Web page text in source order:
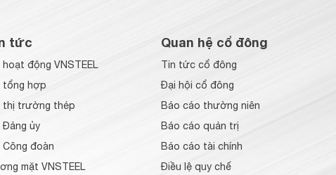
tức
hoạt động VNSTEEL
tổng hợp
thị trường thép
Đảng ủy
Công đoàn
mặt VNSTEEL
Quan hệ cổ đông
Tin tức cổ đông
Đại hội cổ đông
Báo cáo thường niên
Báo cáo quản trị
Báo cáo tài chính
Điều lệ quy chế